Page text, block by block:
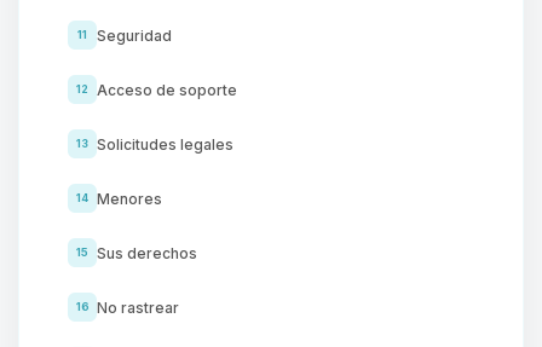
11 Seguridad
12 Acceso de soporte
13 Solicitudes legales
14 Menores
15 Sus derechos
16 No rastrear